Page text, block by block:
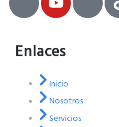
Enlaces
Inicio
Nosotros
Servicios